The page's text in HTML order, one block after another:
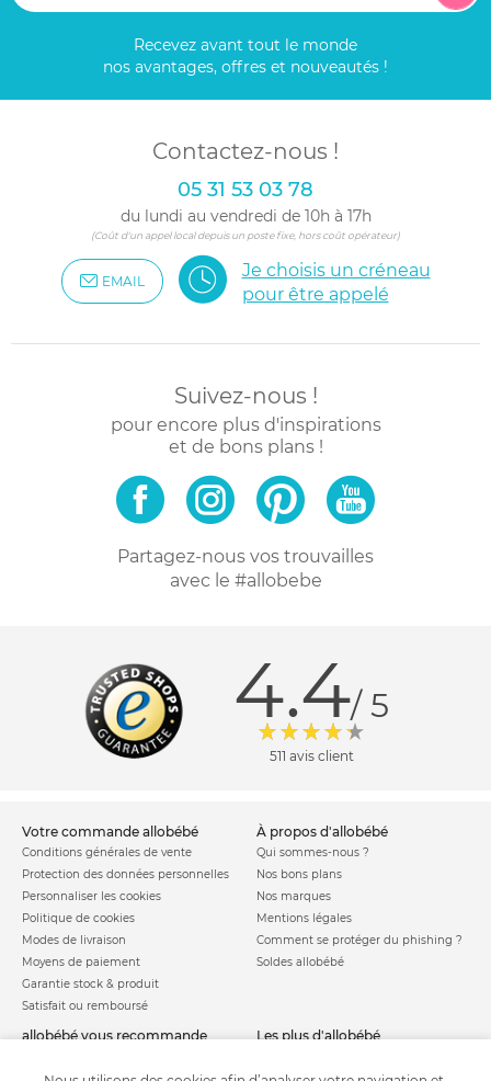
Recevez avant tout le monde
nos avantages, offres et nouveautés !
Contactez-nous !
05 31 53 03 78
du lundi au vendredi de 10h à 17h
(Coût d'un appel local depuis un poste fixe, hors coût opérateur)
EMAIL
Je choisis un créneau
pour être appelé
Suivez-nous !
pour encore plus d'inspirations
et de bons plans !
Partagez-nous vos trouvailles
avec le #allobebe
4.4/ 5
511 avis client
votre commande allobébé
Conditions générales de vente
Protection des données personnelles
Personnaliser les cookies
Politique de cookies
Modes de livraison
Moyens de paiement
Garantie stock & produit
Satisfait ou remboursé
à propos d'allobébé
Qui sommes-nous ?
Nos bons plans
Nos marques
Mentions légales
Comment se protéger du phishing ?
Soldes allobébé
allobébé vous recommande les plus d'allobébé